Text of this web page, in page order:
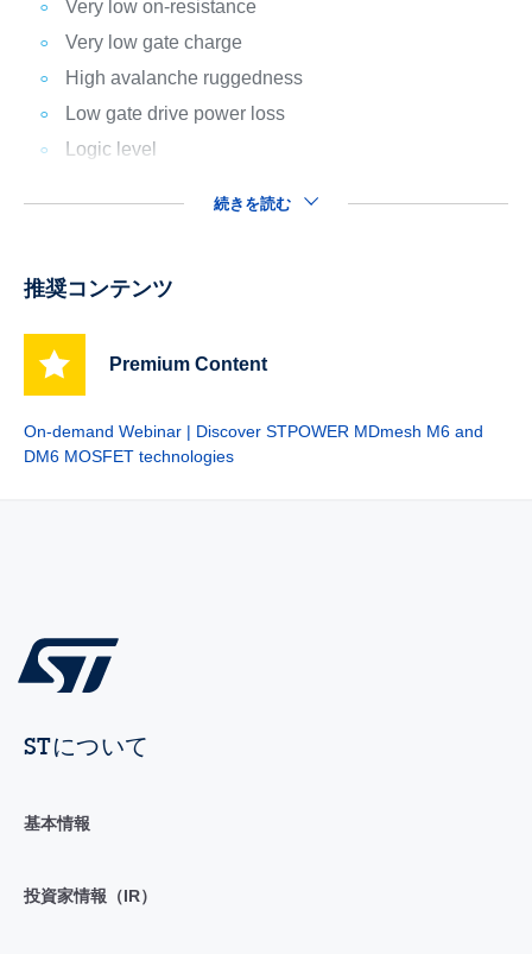
Very low on-resistance
Very low gate charge
High avalanche ruggedness
Low gate drive power loss
Logic level
続きを読む
推奨コンテンツ
Premium Content
On-demand Webinar | Discover STPOWER MDmesh M6 and
DM6 MOSFET technologies
STについて
基本情報
投資家情報（IR）